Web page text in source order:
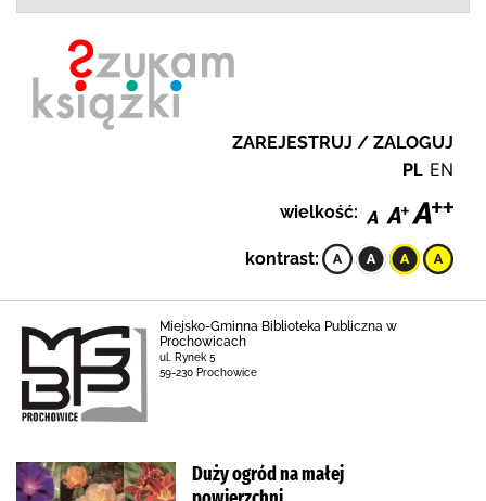
ZAREJESTRUJ / ZALOGUJ
PL EN
wielkość:
kontrast:
Miejsko-Gminna Biblioteka Publiczna w
Prochowicach
ul. Rynek 5
59-230 Prochowice
Duży ogród na małej